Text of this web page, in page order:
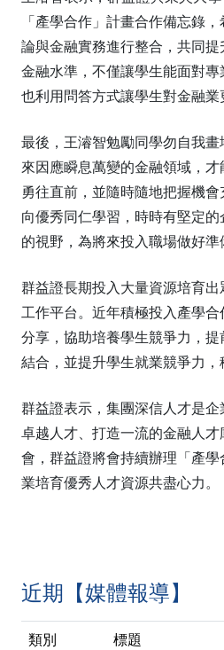
「產學合作」計畫合作備忘錄
論與金融實務進行整合，共同
金融水準，不僅讓學生能面對專
也利用問答方式讓學生對金融業
最後，王濬智勉勵同學勿自我
來因應瞬息萬變的金融領域，
勇往直前，並隨時隨地把握機會
向優秀同仁學習，時時有堅定
的視野，為將來投入職場做好準
群益證長期投入大量資源培育
工作平台。近年積極投入產學
分享，協助培養學生競爭力，
結合，並提升學生就業競爭力，
群益證表示，集團深信人才是
卓越人才、打造一流的金融人
會，群益證將會持續辦理「產
業培育優秀人才資源共盡心力。
近期【媒體報導】
類別
標題